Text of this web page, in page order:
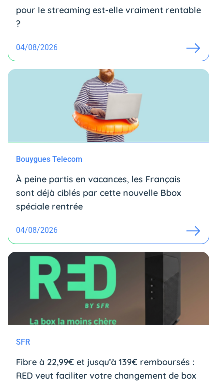
pour le streaming est-elle vraiment rentable
?
04/08/2026
Bouygues Telecom
À peine partis en vacances, les Français
sont déjà ciblés par cette nouvelle Bbox
spéciale rentrée
04/08/2026
SFR
Fibre à 22,99€ et jusqu’à 139€ remboursés :
RED veut faciliter votre changement de box